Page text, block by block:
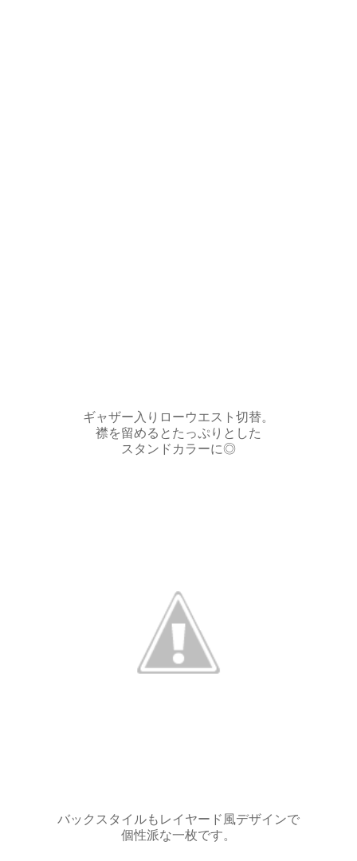
ギャザー入りローウエスト切替。
襟を留めるとたっぷりとした
スタンドカラーに◎
バックスタイルもレイヤード風デザインで
個性派な一枚です。